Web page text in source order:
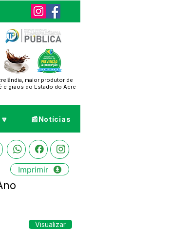
maior produtor de
e grãos do Estado do Acre
📰Notícias
Imprimir
Visualizar